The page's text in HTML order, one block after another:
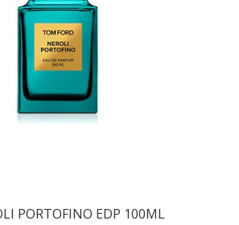
PORTOFINO EDP 100ML